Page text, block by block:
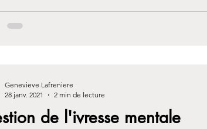
de l'ivresse mentale
Genevieve Lafreniere
28 janv. 2021
2 min de lecture